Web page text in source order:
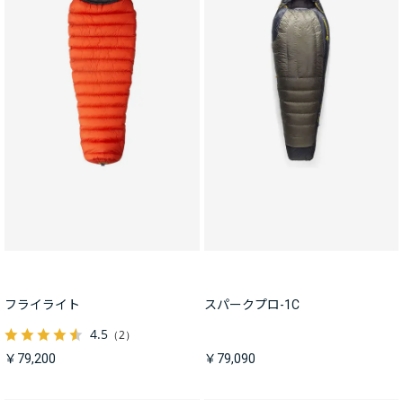
フライライト
4.5 （2）
￥79,200
スパークプロ-1C
￥79,090